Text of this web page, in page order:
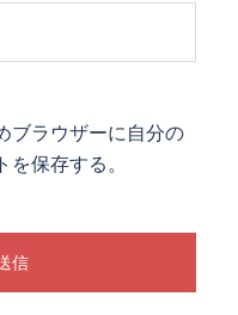
ブラウザーに自分の
保存する。